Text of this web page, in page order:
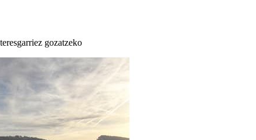
gozatzeko